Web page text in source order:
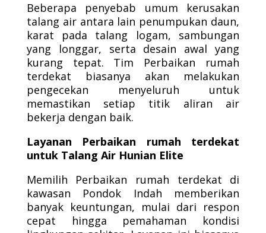
Beberapa penyebab umum kerusakan
talang air antara lain penumpukan daun,
karat pada talang logam, sambungan
yang longgar, serta desain awal yang
kurang tepat. Tim Perbaikan rumah
terdekat biasanya akan melakukan
pengecekan menyeluruh untuk
memastikan setiap titik aliran air
bekerja dengan baik.
Layanan Perbaikan rumah terdekat
untuk Talang Air Hunian Elite
Memilih Perbaikan rumah terdekat di
kawasan Pondok Indah memberikan
banyak keuntungan, mulai dari respon
cepat hingga pemahaman kondisi